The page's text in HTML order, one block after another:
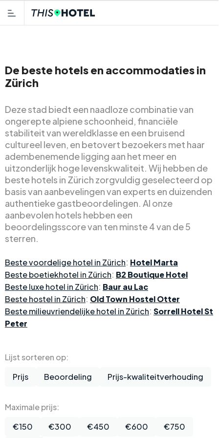
De beste hotels en accommodaties in
Zürich
Deze stad biedt een naadloze combinatie van
ongerepte alpiene schoonheid, financiële
stabiliteit van wereldklasse en een bruisend
cultureel leven, en betovert bezoekers met haar
adembenemende ligging aan het meer en
uitzonderlijk hoge levenskwaliteit. Wij hebben de
beste hotels in Zürich zorgvuldig geselecteerd op
basis van aanbevelingen van experts en duizenden
authentieke gastbeoordelingen. Al onze
aanbevolen hotels hebben een
beoordelingsscore van ten minste 4 van de 5
sterren.
Beste voordelige hotel in Zürich: Hotel Marta
Beste boetiekhotel in Zürich: B2 Boutique Hotel
Beste luxe hotel in Zürich: Baur au Lac
Beste hostel in Zürich: Old Town Hostel Otter
Beste milieuvriendelijke hotel in Zürich: Sorrell Hotel St
Peter
Lijst sorteren op:
Prijs
Beoordeling Prijs-kwaliteitverhouding
Maximale prijs:
€150
€300 €450 €600 €750